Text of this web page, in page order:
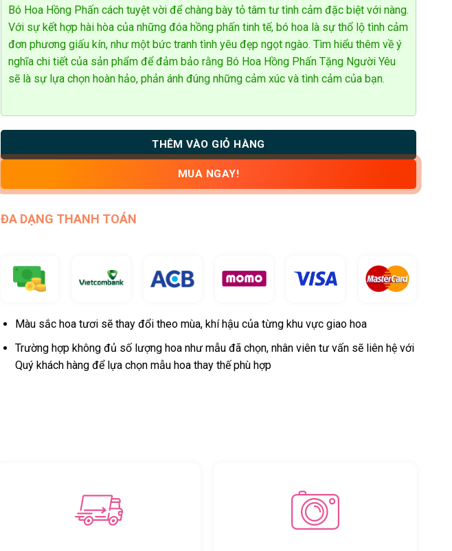
Bó Hoa Hồng Phấn cách tuyệt vời để chàng bày tỏ tâm tư tình cảm đặc biệt với nàng.
Với sự kết hợp hài hòa của những đóa hồng phấn tinh tế, bó hoa là sự thổ lộ tình cảm
đơn phương giấu kín, như một bức tranh tình yêu đẹp ngọt ngào. Tìm hiểu thêm về ý
nghĩa chi tiết của sản phẩm để đảm bảo rằng Bó Hoa Hồng Phấn Tặng Người Yêu
sẽ là sự lựa chọn hoàn hảo, phản ánh đúng những cảm xúc và tình cảm của bạn.
THÊM VÀO GIỎ HÀNG
MUA NGAY!
ĐA DẠNG THANH TOÁN
Màu sắc hoa tươi sẽ thay đổi theo mùa, khí hậu của từng khu vực giao hoa
Trường hợp không đủ số lượng hoa như mẫu đã chọn, nhân viên tư vấn sẽ liên hệ với
Quý khách hàng để lựa chọn mẫu hoa thay thế phù hợp